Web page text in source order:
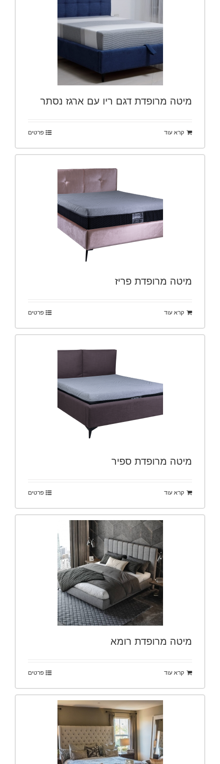
מיטה מרופדת דגם ריו עם ארגז נסתר
קרא עוד פרטים
מיטה מרופדת פריז
קרא עוד פרטים
מיטה מרופדת ספיר
קרא עוד פרטים
מיטה מרופדת רומא
קרא עוד פרטים